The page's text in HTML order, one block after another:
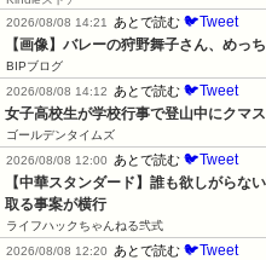
2026/08/08 14:21
あとで読む 🐦Tweet
【画像】バレーの狩野舞子さん、めっ
BIPブログ
2026/08/08 14:12
あとで読む 🐦Tweet
女子高校生が学校行事で登山中にクマ
ゴールデンタイムズ
2026/08/08 12:00
あとで読む 🐦Tweet
【中華スタンダード】誰も欲しがらな
取る事案が横行
ライフハックちゃんねる弐式
2026/08/08 12:20
あとで読む 🐦Tweet